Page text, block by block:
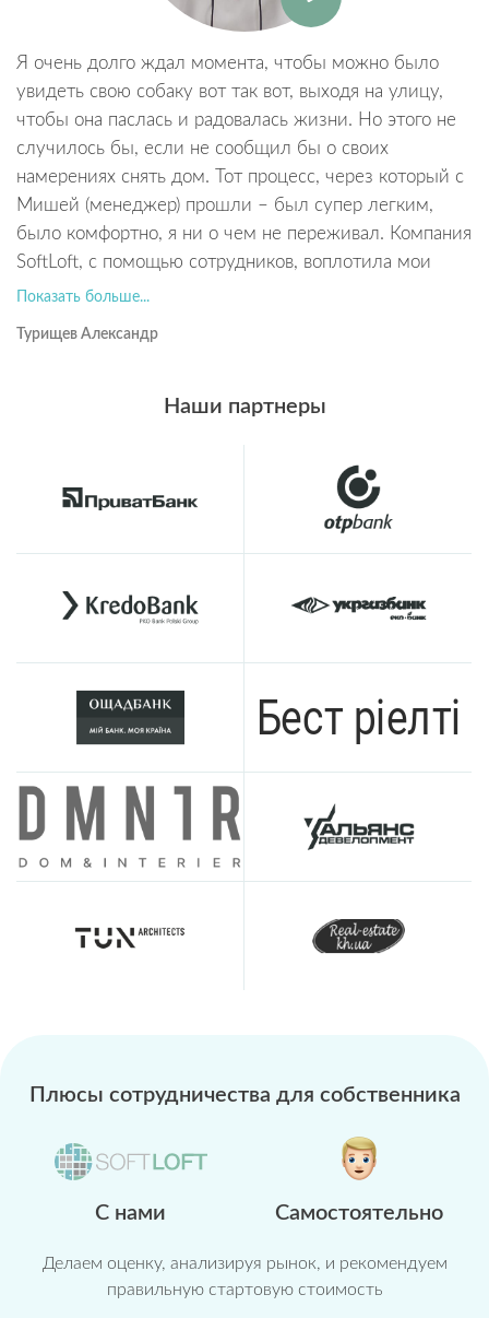
Я очень долго ждал момента, чтобы можно было
увидеть свою собаку вот так вот, выходя на улицу,
чтобы она паслась и радовалась жизни. Но этого не
случилось бы, если не сообщил бы о своих
намерениях снять дом. Тот процесс, через который с
Мишей (менеджер) прошли – был супер легким,
было комфортно, я ни о чем не переживал. Компания
SoftLoft, с помощью сотрудников, воплотила мои
мечты в реальность.
Показать больше...
Турищев Александр
Наши партнеры
Плюсы сотрудничества для собственника
С нами Самостоятельно
Делаем оценку, анализируя рынок, и рекомендуем
правильную стартовую стоимость